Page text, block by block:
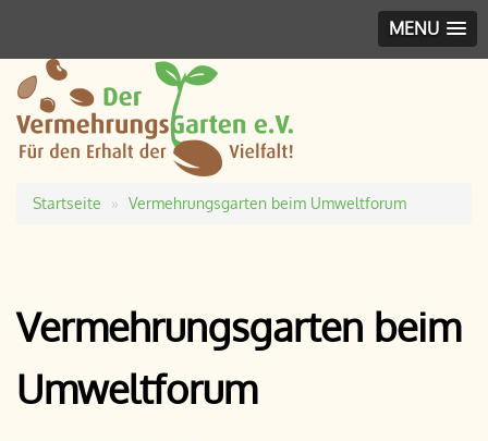
MENU
Pfadnavigation
Startseite Vermehrungsgarten beim Umweltforum
Vermehrungsgarten beim
Umweltforum